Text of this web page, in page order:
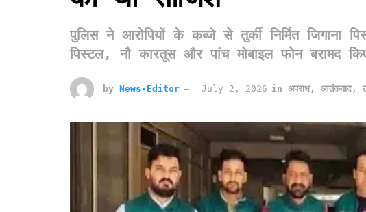
पुलिस ने आरोपियों के कब्जे से तुर्की निर्मित जिगाना
पिस्टल, नौ कारतूस और पांच मोबाइल फोन बरामद
by News-Editor July 2, 2026 in अपराध, आतंकवाद ,